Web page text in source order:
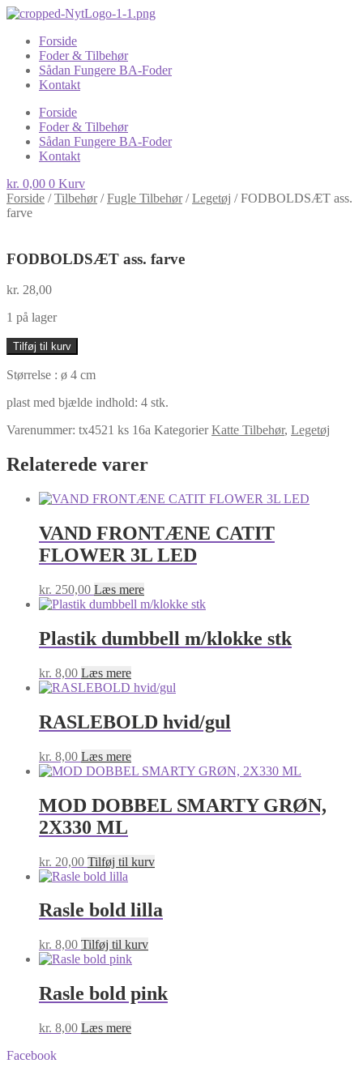
Forside
Foder & Tilbehør
Sådan Fungere BA-Foder
Kontakt
Forside
Foder & Tilbehør
Sådan Fungere BA-Foder
Kontakt
kr. 0,00 0 Kurv
Forside /Tilbehør/Fugle Tilbehør/Legetøj /FODBOLDSÆT ass.
farve
FODBOLDSÆT ass. farve
kr. 28,00
1 på lager
FODBOLDSÆT
ass.
farve
Tilføj til kurv
Størrelse : ø 4 cm
plast med bjælde indhold: 4 stk.
Varenummer: tx4521 ks 16a Kategorier Katte Tilbehør, Legetøj
Relaterede varer
VAND FRONTÆNE CATIT
FLOWER 3L LED
kr. 250,00 Læs mere
Plastik dumbbell m/klokke stk
kr. 8,00 Læs mere
RASLEBOLD hvid/gul
kr. 8,00 Læs mere
MOD DOBBEL SMARTY GRØN,
2X330 ML
kr. 20,00 Tilføj til kurv
Rasle bold lilla
kr. 8,00 Tilføj til kurv
Rasle bold pink
kr. 8,00 Læs mere
Facebook